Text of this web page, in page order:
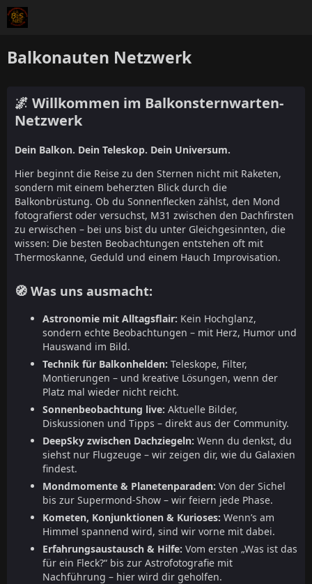
Balkonauten Netzwerk
🌌 Willkommen im Balkonsternwarten-
Netzwerk
Dein Balkon. Dein Teleskop. Dein Universum.
Hier beginnt die Reise zu den Sternen nicht mit Raketen,
sondern mit einem beherzten Blick durch die
Balkonbrüstung. Ob du Sonnenflecken zählst, den Mond
fotografierst oder versuchst, M31 zwischen den Dachfirsten
zu erwischen – bei uns bist du unter Gleichgesinnten, die
wissen: Die besten Beobachtungen entstehen oft mit
Thermoskanne, Geduld und einem Hauch Improvisation.
🧭 Was uns ausmacht:
Astronomie mit Alltagsflair: Kein Hochglanz,
sondern echte Beobachtungen – mit Herz, Humor und
Hauswand im Bild.
Technik für Balkonhelden: Teleskope, Filter,
Montierungen – und kreative Lösungen, wenn der
Platz mal wieder nicht reicht.
Sonnenbeobachtung live: Aktuelle Bilder,
Diskussionen und Tipps – direkt aus der Community.
DeepSky zwischen Dachziegeln: Wenn du denkst, du
siehst nur Flugzeuge – wir zeigen dir, wie du Galaxien
findest.
Mondmomente & Planetenparaden: Von der Sichel
bis zur Supermond-Show – wir feiern jede Phase.
Kometen, Konjunktionen & Kurioses: Wenn’s am
Himmel spannend wird, sind wir vorne mit dabei.
Erfahrungsaustausch & Hilfe: Vom ersten „Was ist das
für ein Fleck?“ bis zur Astrofotografie mit
Nachführung – hier wird dir geholfen.